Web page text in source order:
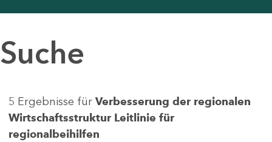
Suche
5 Ergebnisse für Verbesserung der regionalen
Wirtschaftsstruktur Leitlinie für
regionalbeihilfen